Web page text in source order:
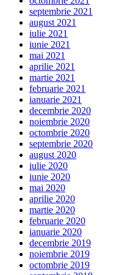
septembrie 2021
august 2021
iulie 2021
iunie 2021
mai 2021
aprilie 2021
martie 2021
februarie 2021
ianuarie 2021
decembrie 2020
noiembrie 2020
octombrie 2020
septembrie 2020
august 2020
iulie 2020
iunie 2020
mai 2020
aprilie 2020
martie 2020
februarie 2020
ianuarie 2020
decembrie 2019
noiembrie 2019
octombrie 2019